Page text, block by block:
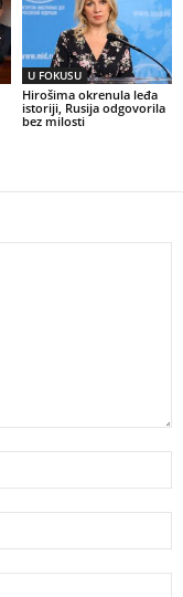
U FOKUSU
Hirošima okrenula leđa
istoriji, Rusija odgovorila
bez milosti